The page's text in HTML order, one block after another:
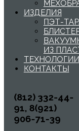
ИЗДЕЛИЯ
ПЭТ-
ИЗ
ТЕХНОЛОГИИ
КОНТАКТЫ
(812) 332-44-
91, 8(921)
906-71-39